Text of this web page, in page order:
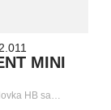
MINI
HB sa…